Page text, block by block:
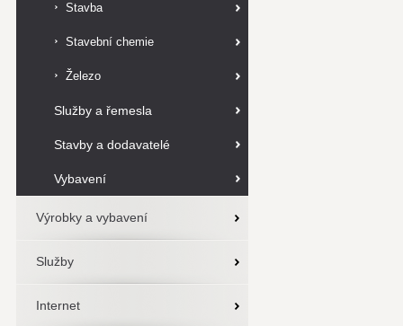
Stavba
Stavební chemie
Železo
Služby a řemesla
Stavby a dodavatelé
Vybavení
Výrobky a vybavení
Služby
Internet